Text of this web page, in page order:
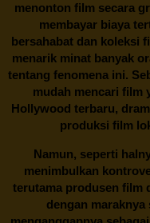
menonton film secara
membayar biaya
bersahabat dan koleksi
menarik minat banyak
tentang fenomena ini.
mudah mencari film
Hollywood terbaru,
produksi film
Namun, seperti
menimbulkan
terutama produsen film
dengan